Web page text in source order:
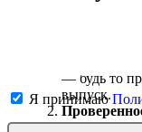
Наши
— будь то
выпуск.
Мы
Я принимаю